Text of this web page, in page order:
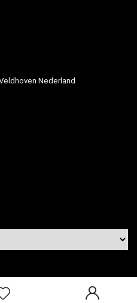
Nederland